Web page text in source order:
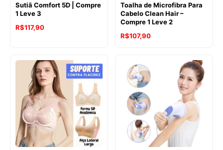
Sutiã Comfort 5D | Compre
1 Leve 3
R$117,90
Toalha de Microfibra Para
Cabelo Clean Hair –
Compre 1 Leve 2
R$107,90